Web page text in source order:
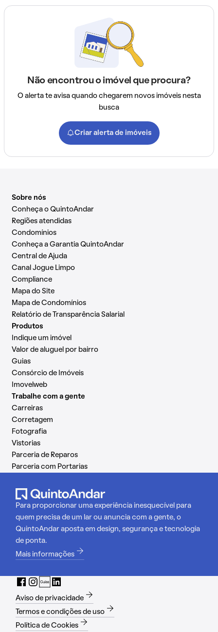
Não encontrou o imóvel que procura?
O alerta te avisa quando chegarem novos imóveis nesta
busca
Criar alerta de imóveis
Sobre nós
Conheça o QuintoAndar
Regiões atendidas
Condomínios
Conheça a Garantia QuintoAndar
Central de Ajuda
Canal Jogue Limpo
Compliance
Mapa do Site
Mapa de Condomínios
Relatório de Transparência Salarial
Produtos
Indique um imóvel
Valor de aluguel por bairro
Guias
Consórcio de Imóveis
Imovelweb
Trabalhe com a gente
Carreiras
Corretagem
Fotografia
Vistorias
Parceria de Reparos
Parceria com Portarias
Para proporcionar uma experiência inesquecível para
quem precisa de um lar ou anuncia com a gente, o
QuintoAndar aposta em design, segurança e tecnologia
de ponta.
Mais informações
Aviso de privacidade
Termos e condições de uso
Política de Cookies